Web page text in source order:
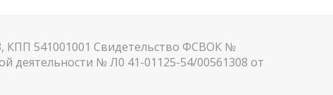
КПП 541001001 Свидетельство ФСВОК №
деятельности № Л0 41-01125-54/00561308 от